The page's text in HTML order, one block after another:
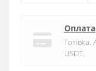
Оплата
USDT.